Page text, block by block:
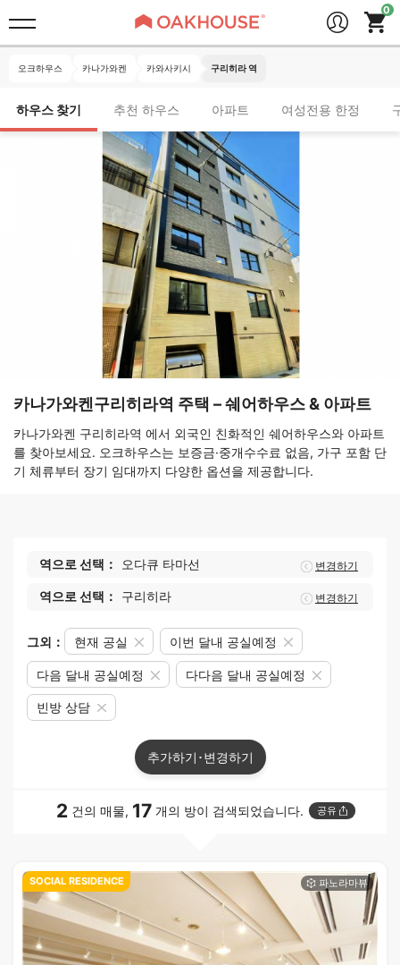
오크하우스 카나가와켄 카와사키시 구리히라 역
하우스 찾기 추천 하우스 아파트 여성전용 한정
카나가와켄구리히라역 주택 – 쉐어하우스 & 아파트
카나가와켄 구리히라역 에서 외국인 친화적인 쉐어하우스와 아파트
를 찾아보세요. 오크하우스는 보증금·중개수수료 없음, 가구 포함 단
기 체류부터 장기 임대까지 다양한 옵션을 제공합니다.
역으로 선택： 오다큐 타마선 변경하기
역으로 선택： 구리히라 변경하기
그외： 현재 공실 이번 달내 공실예정
다음 달내 공실예정 다다음 달내 공실예정
빈방 상담
추가하기･변경하기
2 건의 매물, 17 개의 방이 검색되었습니다. 공유
SOCIAL RESIDENCE